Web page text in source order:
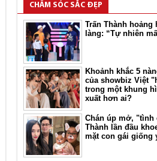
CHĂM SÓC SẮC ĐẸP
Trấn Thành hoảng
làng: “Tự nhiên
Khoảnh khắc 5
của showbiz Việt
trong một khung
xuất hơn ai?
Chán úp mở, "tình
Thành lần đầu
mặt con gái giống